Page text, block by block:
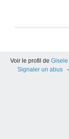
Voir le profil de Gisele
Signaler un abus